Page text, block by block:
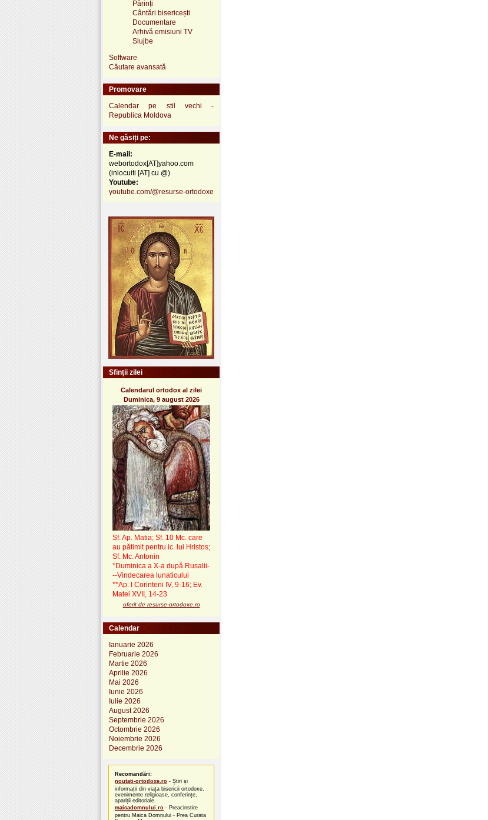
Părinți
Cântări bisericești
Documentare
Arhivă emisiuni TV
Slujbe
Software
Căutare avansată
Promovare
Calendar pe stil vechi -
Republica Moldova
Ne găsiți pe:
E-mail:
webortodox[AT]yahoo.com
(inlocuiti [AT] cu @)
Youtube:
youtube.com/@resurse-ortodoxe
Sfinții zilei
Calendarul ortodox al zilei
Duminica, 9 august 2026
Sf. Ap. Matia; Sf. 10 Mc. care
au pătimit pentru ic. lui Hristos;
Sf. Mc. Antonin
*Duminica a X-a după Rusalii-
--Vindecarea lunaticului
**Ap. I Corinteni IV, 9-16; Ev.
Matei XVII, 14-23
oferit de resurse-ortodoxe.ro
Calendar
Ianuarie 2026
Februarie 2026
Martie 2026
Aprilie 2026
Mai 2026
Iunie 2026
Iulie 2026
August 2026
Septembrie 2026
Octombrie 2026
Noiembrie 2026
Decembrie 2026
Recomandări:
noutati-ortodoxe.ro - Știri și
informații din viața bisericii ortodoxe,
evenimente religioase, conferințe,
apariții editoriale.
maicadomnului.ro - Preacinstire
pentru Maica Domnului - Prea Curata